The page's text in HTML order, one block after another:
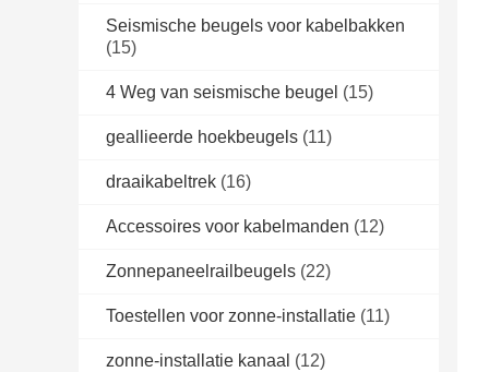
Seismische beugels voor kabelbakken
(15)
4 Weg van seismische beugel (15)
geallieerde hoekbeugels (11)
draaikabeltrek (16)
Accessoires voor kabelmanden (12)
Zonnepaneelrailbeugels (22)
Toestellen voor zonne-installatie (11)
zonne-installatie kanaal (12)